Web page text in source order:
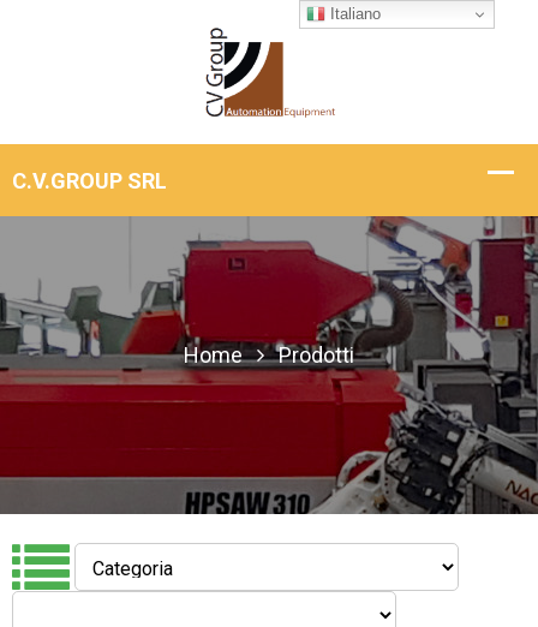
Home Prodotti
Italiano